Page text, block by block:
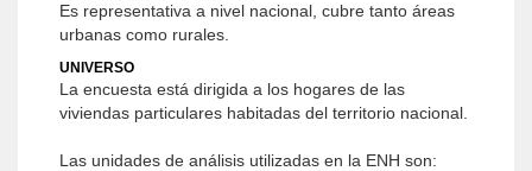
Es representativa a nivel nacional, cubre tanto áreas
urbanas como rurales.
UNIVERSO
La encuesta está dirigida a los hogares de las
viviendas particulares habitadas del territorio nacional.
Las unidades de análisis utilizadas en la ENH son: